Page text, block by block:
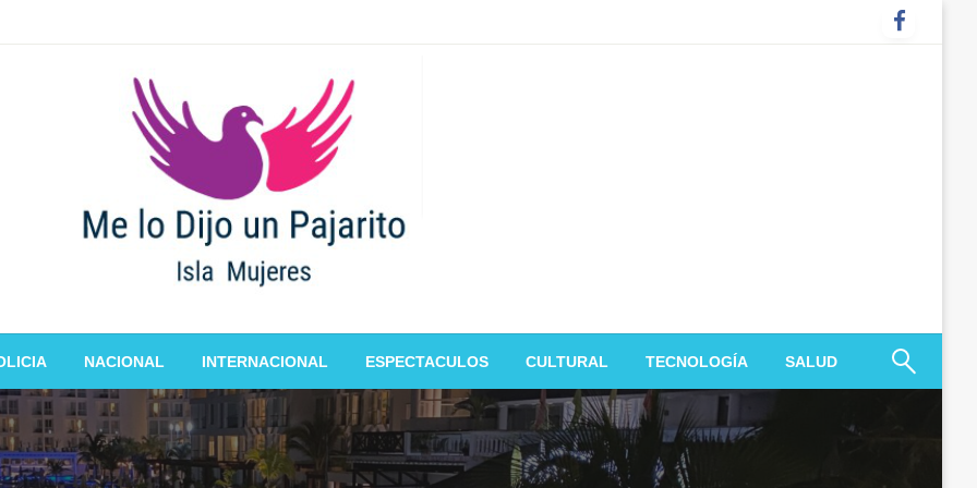
NACIONAL INTERNACIONAL ESPECTACULOS CULTURAL TECNOLOGÍA SALUD